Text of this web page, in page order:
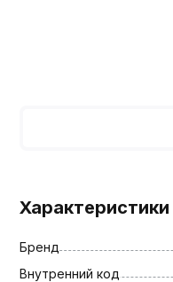
Характеристики
Бренд
Внутренний код